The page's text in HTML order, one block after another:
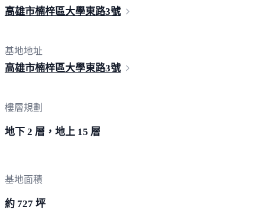
高雄市楠梓區大學東路3號
基地地址
高雄市楠梓區大學東路3號
樓層規劃
地下 2 層，地上 15 層
基地面積
約 727 坪